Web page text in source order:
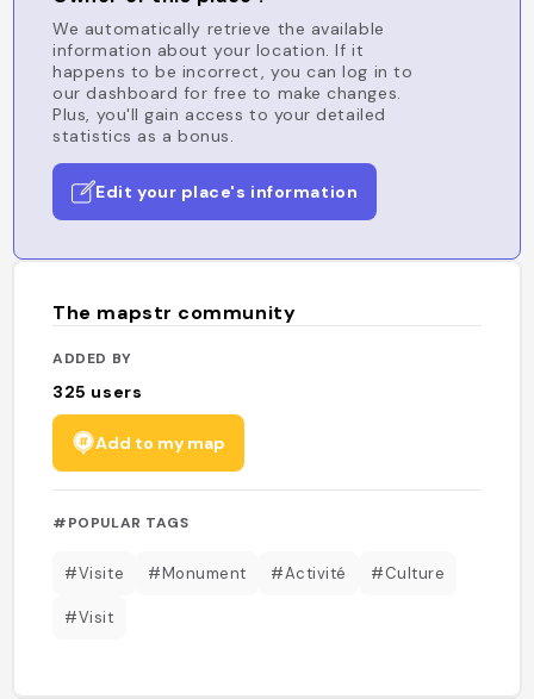
We automatically retrieve the available
information about your location. If it
happens to be incorrect, you can log in to
our dashboard for free to make changes.
Plus, you'll gain access to your detailed
statistics as a bonus.
Edit your place's information
The mapstr community
ADDED BY
325 users
Add to my map
#POPULAR TAGS
#Visite #Monument #Activité #Culture
#Visit